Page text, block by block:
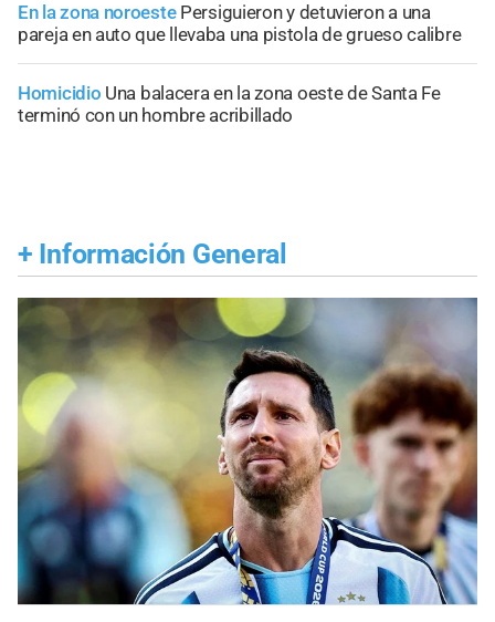
En la zona noroeste Persiguieron y detuvieron a una
pareja en auto que llevaba una pistola de grueso calibre
Homicidio Una balacera en la zona oeste de Santa Fe
terminó con un hombre acribillado
+ Información General